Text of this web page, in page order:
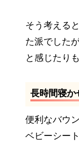
そう考える
た派でした
と感じたり
長時間寝か
便利なバウ
ベビーシー